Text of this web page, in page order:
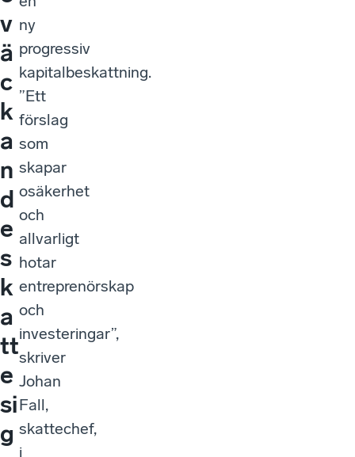
v
ä
c
k
a
n
d
e
s
k
a
tt
e
si
g
ny
progressiv
kapitalbeskattning.
”Ett
förslag
som
skapar
osäkerhet
och
allvarligt
hotar
entreprenörskap
och
investeringar”,
skriver
Johan
Fall,
skattechef,
i